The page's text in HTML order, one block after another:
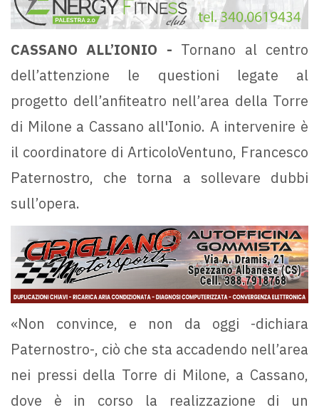
CASSANO ALL’IONIO - Tornano al centro
dell’attenzione le questioni legate al
progetto dell’anfiteatro nell’area della Torre
di Milone a Cassano all'Ionio. A intervenire è
il coordinatore di ArticoloVentuno, Francesco
Paternostro, che torna a sollevare dubbi
sull’opera.
«Non convince, e non da oggi -dichiara
Paternostro-, ciò che sta accadendo nell’area
nei pressi della Torre di Milone, a Cassano,
dove è in corso la realizzazione di un